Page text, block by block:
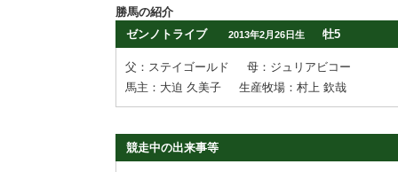
勝馬の紹介
ゼンノトライブ
2013年2月26日生 牡5
父：ステイゴールド
母：ジュリアビコー
馬主：大迫 久美子
生産牧場：村上 欽哉
競走中の出来事等